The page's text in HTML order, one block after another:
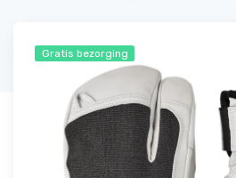
Gratis bezorging